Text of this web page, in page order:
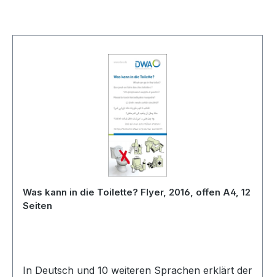
Was kann in die Toilette? Flyer, 2016, offen A4, 12
Seiten
In Deutsch und 10 weiteren Sprachen erklärt der